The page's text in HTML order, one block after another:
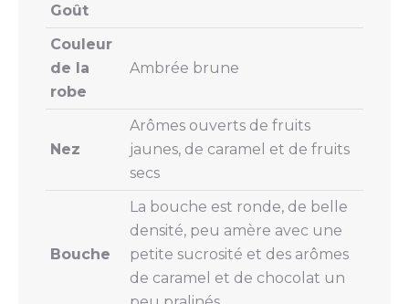
Goût
Couleur
de la
robe
Ambrée brune
Nez
Arômes ouverts de fruits
jaunes, de caramel et de fruits
secs
Bouche
La bouche est ronde, de belle
densité, peu amère avec une
petite sucrosité et des arômes
de caramel et de chocolat un